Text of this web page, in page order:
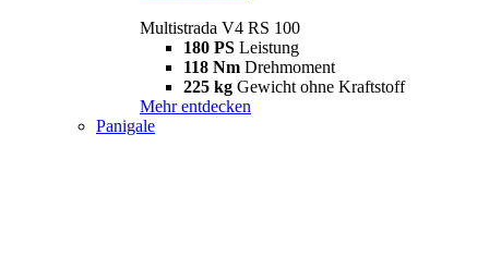
Multistrada V4 RS 100
180 PS Leistung
118 Nm Drehmoment
225 kg Gewicht ohne Kraftstoff
Mehr entdecken
Panigale